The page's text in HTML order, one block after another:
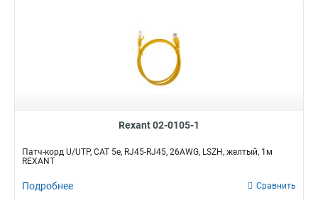
Rexant 02-0105-1
Патч-корд U/UTP, CAT 5e, RJ45-RJ45, 26AWG, LSZH, желтый, 1м
REXANT
Подробнее Сравнить